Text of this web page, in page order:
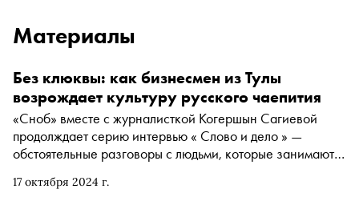
Материалы
17 октября 2024 г.
Без клюквы: как бизнесмен из Тулы
возрождает культуру русского чаепития
«Сноб» вместе с журналисткой Когершын Сагиевой
продолждает серию интервью « Слово и дело » —
обстоятельные разговоры с людьми, которые занимаются
бизнесмен из Тулы, владелец чайной «Нитка» Андрей